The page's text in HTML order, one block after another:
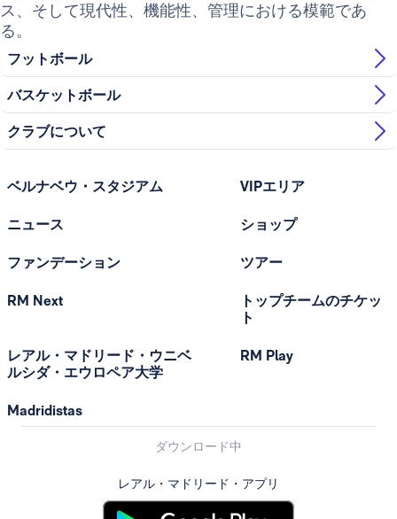
ス、そして現代性、機能性、管理における模範であ
る。
フットボール
バスケットボール
クラブについて
ベルナベウ・スタジアム
ニュース
ファンデーション
RM Next
レアル・マドリード・ウニベ
ルシダ・エウロペア大学
Madridistas
VIPエリア
ショップ
ツアー
トップチームのチケッ
ト
RM Play
ダウンロード中
レアル・マドリード・アプリ